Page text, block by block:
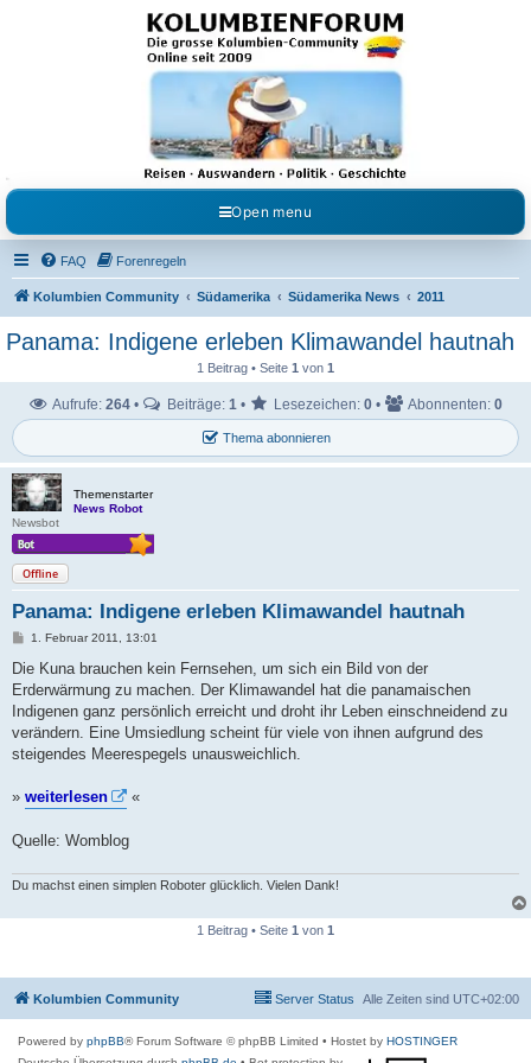
Kolumbienforum - Das
grosse Forum der
Freunde Kolumbiens
Reisen, Auswandern, Kultur, Politik, Geschichte und Visum in Kolumbien und Venezuela.
Austausch, Erfahrungen und Gemeinschaft im Kolumbienforum
Open menu
FAQ Forenregeln
Kolumbien Community Südamerika Südamerika News 2011
Panama: Indigene erleben Klimawandel hautnah
1 Beitrag • Seite 1 von 1
Thema abonnieren
Aufrufe: 264 • Beiträge: 1 • Lesezeichen: 0 • Abonnenten: 0
Themenstarter
News Robot
Newsbot
Offline
Panama: Indigene erleben Klimawandel hautnah
B
i
r
a
1. Februar 2011, 13:01
Die Kuna brauchen kein Fernsehen, um sich ein Bild von der
Erderwärmung zu machen. Der Klimawandel hat die panamaischen
Indigenen ganz persönlich erreicht und droht ihr Leben einschneidend zu
verändern. Eine Umsiedlung scheint für viele von ihnen aufgrund des
steigendes Meerespegels unausweichlich.
» weiterlesen «
Quelle: Womblog
Du machst einen simplen Roboter glücklich. Vielen Dank!
1 Beitrag • Seite 1 von 1
Kolumbien Community Alle Zeiten sind UTC+02:00
Server Status
Powered by phpBB® Forum Software © phpBB Limited • Hostet by HOSTINGER